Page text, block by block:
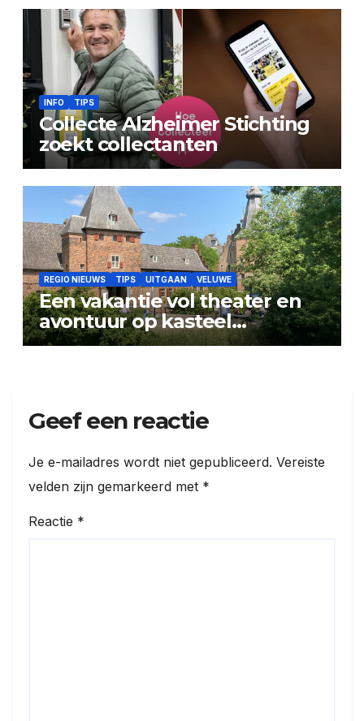
INFO TIPS
Collecte Alzheimer Stichting
zoekt collectanten
REGIO NIEUWS TIPS UITGAAN VELUWE
Een vakantie vol theater en
avontuur op kasteel
Doorwerth
Geef een reactie
Je e-mailadres wordt niet gepubliceerd. Vereiste
velden zijn gemarkeerd met *
Reactie *